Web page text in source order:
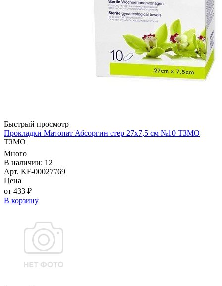
Быстрый просмотр
Прокладки Матопат Абсоргин стер 27х7,5 см №10 ТЗМО
ТЗМО
Много
В наличии: 12
Арт. KF-00027769
Цена
от 433 ₽
В корзину